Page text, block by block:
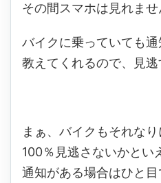
その間スマホは見れませ
バイクに乗っていても
教えてくれるので、見逃
まぁ、バイクもそれな
100％見逃さないかとい
通知がある場合はひと